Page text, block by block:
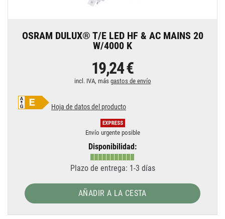
OSRAM DULUX® T/E LED HF & AC MAINS 20
W/4000 K
19,24 €
incl. IVA, más gastos de envío
Hoja de datos del producto
Envío urgente posible
Disponibilidad:
Plazo de entrega: 1-3 días
AÑADIR A LA CESTA